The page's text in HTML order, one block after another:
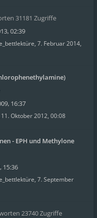
31181 Zugriffe
02:39
, 7. Februar 2014,
16:37
11. Oktober 2012, 00:08
- EPH und Methylone
15:36
, 7. September
23740 Zugriffe